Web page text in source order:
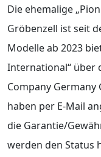
Die ehemalige
Gröbenzell ist seit
Modelle ab 2023
International“ über
Company Germany
haben per E-Mail
die Garantie/
werden den Status